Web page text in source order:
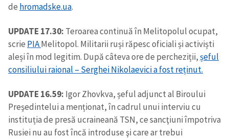
de hromadske.ua.
UPDATE 17.30: Teroarea continuă în Melitopolul ocupat,
scrie PIAMelitopol. Militarii ruși răpesc oficiali și activiști
aleși în mod legitim. După câteva ore de percheziții,șeful
consiliului raional – Serghei Nikolaevici a fost reținut.
UPDATE 16.59: Igor Zhovkva, șeful adjunct al Biroului
Preşedintelui a menționat, în cadrul unui interviu cu
instituția de presă ucraineană TSN, ce sancţiuni împotriva
Rusiei nu au fost încă introduse şi care ar trebui